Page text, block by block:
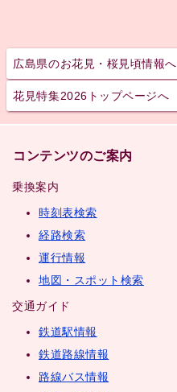
広島県のお花見・桜見頃情報へ
花見特集2026トップページへ
コンテンツのご案内
乗換案内
時刻表検索
経路検索
運行情報
地図・スポット検索
交通ガイド
鉄道駅情報
鉄道路線情報
路線バス情報